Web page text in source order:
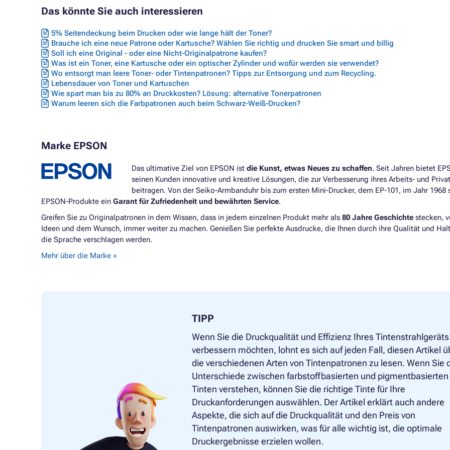
Das könnte Sie auch interessieren
5% Seitendeckung beim Drucken oder wie lange hält der Toner?
Brauche ich eine neue Patrone oder Kartusche? Wählen Sie richtig und drucken Sie smart und billig
Soll ich eine Original - oder eine Nicht-Originalpatrone kaufen?
Was ist ein Toner, eine Kartusche oder ein optischer Zylinder und wofür werden sie verwendet?
Wo entsorgt man leere Toner- oder Tintenpatronen? Tipps zur Entsorgung und zum Recycling.
Lebensdauer von Toner und Kartuschen
Wie spart man bis zu 80% an Druckkosten? Lösung: alternative Tonerpatronen
Warum leeren sich die Farbpatronen auch beim Schwarz-Weiß-Drucken?
Marke EPSON
Das ultimative Ziel von EPSON ist die Kunst, etwas Neues zu schaffen. Seit Jahren bietet
seinen Kunden innovative und kreative Lösungen, die zur Verbesserung ihres Arbeits- und
beitragen. Von der Seiko-Armbanduhr bis zum ersten Mini-Drucker, dem EP-101, im Jahr 1968
EPSON-Produkte ein Garant für Zufriedenheit und bewährten Service.
Greifen Sie zu Originalpatronen in dem Wissen, dass in jedem einzelnen Produkt mehr als 80 Jahre Geschichte stecken,
Ideen und dem Wunsch, immer weiter zu machen. Genießen Sie perfekte Ausdrucke, die Ihnen durch ihre Qualität und
die Sprache verschlagen werden.
Mehr über die Marke »
TIPP
Wenn Sie die Druckqualität und Effizienz Ihres Tintenstrahlgeräts
verbessern möchten, lohnt es sich auf jeden Fall, diesen Artikel
die verschiedenen Arten von Tintenpatronen zu lesen. Wenn Sie
Unterschiede zwischen farbstoffbasierten und pigmentbasierten
Tinten verstehen, können Sie die richtige Tinte für Ihre
Druckanforderungen auswählen. Der Artikel erklärt auch andere
Aspekte, die sich auf die Druckqualität und den Preis von
Tintenpatronen auswirken, was für alle wichtig ist, die optimale
Druckergebnisse erzielen wollen.